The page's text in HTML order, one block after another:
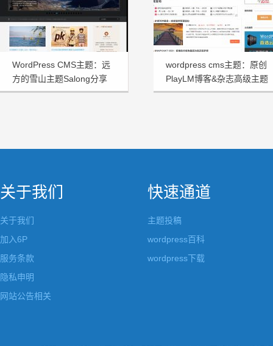
WordPress CMS主题：远
方的雪山主题Salong分享
wordpress cms主题：原创
PlayLM博客&杂志高级主题
关于我们
关于我们
加入6P
服务条款
隐私申明
网站公告相关
快速通道
主题投稿
wordpress百科
wordpress下载